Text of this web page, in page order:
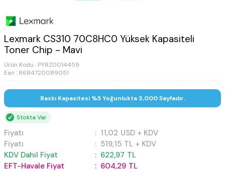
Lexmark CS310 70C8HC0 Yüksek Kapasiteli
Toner Chip - Mavi
Ürün Kodu : PYRZ0014459
Ean : 8684720089051
Baskı Kapasitesi %5 Yoğunlukta 3,000 Sayfadır.
Stokta Var
Fiyatı : 11,02 USD + KDV
Fiyatı
: 519,15 TL + KDV
KDV Dahil Fiyat
: 622,97 TL
EFT-Havale Fiyat
: 604,29 TL